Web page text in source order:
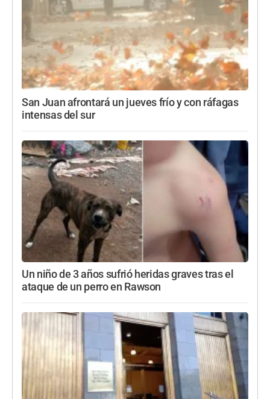
San Juan afrontará un jueves frío y con ráfagas
intensas del sur
Un niño de 3 años sufrió heridas graves tras el
ataque de un perro en Rawson